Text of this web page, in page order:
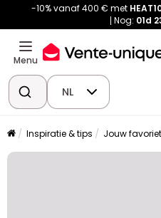
-10% vanaf 400 € met
Nog: 01d
Menu
NL
Inspiratie & tips Jouw